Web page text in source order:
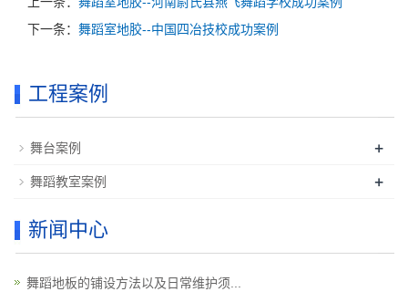
下一条： 舞蹈室地胶--中国四冶技校成功案例
工程案例
舞台案例 +
舞蹈教室案例 +
新闻中心
舞蹈地板的铺设方法以及日常维护须...